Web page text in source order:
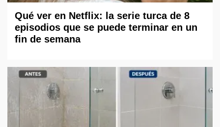
Qué ver en Netflix: la serie turca de 8
episodios que se puede terminar en un
fin de semana